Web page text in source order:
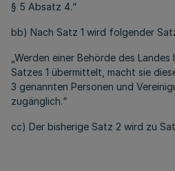
§ 5 Absatz 4.“
bb) Nach Satz 1 wird folgender
„Werden einer Behörde des
Satzes 1 übermittelt, macht sie
3 genannten Personen und
zugänglich.“
cc) Der bisherige Satz 2 wird zu